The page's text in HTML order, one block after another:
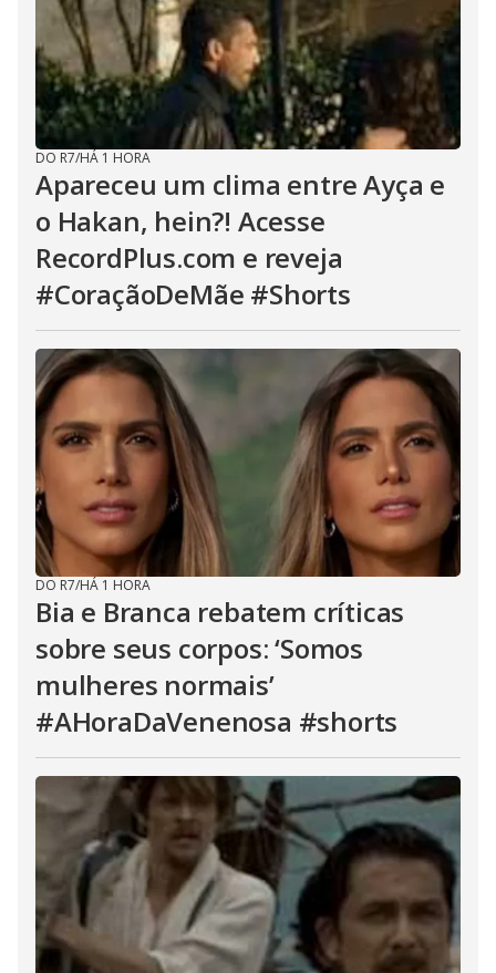
DO R7/HÁ 1 HORA
Apareceu um clima entre Ayça e
o Hakan, hein?! Acesse
RecordPlus.com e reveja
#CoraçãoDeMãe #Shorts
DO R7/HÁ 1 HORA
Bia e Branca rebatem críticas
sobre seus corpos: ‘Somos
mulheres normais’
#AHoraDaVenenosa #shorts